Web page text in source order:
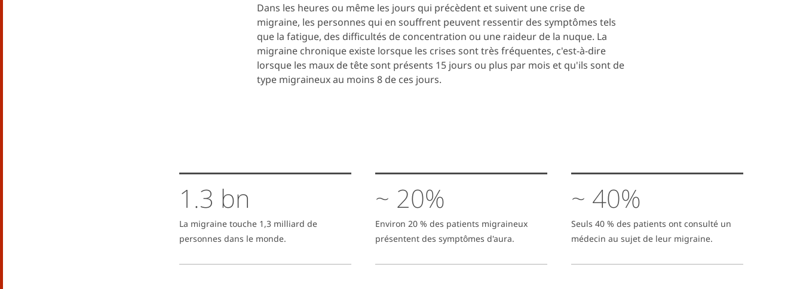
Dans les heures ou même les jours qui précèdent et suivent une crise de
migraine, les personnes qui en souffrent peuvent ressentir des symptômes tels
que la fatigue, des difficultés de concentration ou une raideur de la nuque. La
migraine chronique existe lorsque les crises sont très fréquentes, c'est-à-dire
lorsque les maux de tête sont présents 15 jours ou plus par mois et qu'ils sont de
type migraineux au moins 8 de ces jours.
1.3 bn
La migraine touche 1,3 milliard de
personnes dans le monde.
~ 20%
Environ 20 % des patients migraineux
présentent des symptômes d'aura.
~ 40%
Seuls 40 % des patients ont consulté un
médecin au sujet de leur migraine.